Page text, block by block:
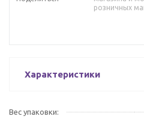
розничных
Характеристики
Вес упаковки: